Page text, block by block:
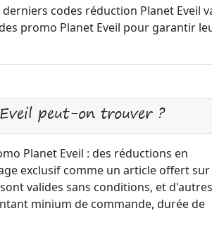
codes réduction Planet Eveil
promo Planet Eveil pour garantir
peut-on trouver ?
Planet Eveil : des réductions en
exclusif comme un article offert sur
valides sans conditions, et
minium de commande, durée de